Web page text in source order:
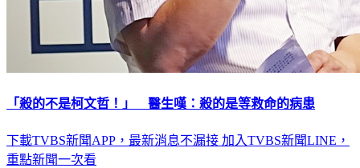
「殺的不是柯文哲！」 醫生嘆：殺的是等救命的病患
下載TVBS新聞APP，最新消息不漏接 加入TVBS新聞LINE，
重點新聞一次看